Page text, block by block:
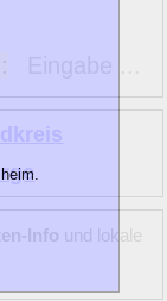
Info und lokale